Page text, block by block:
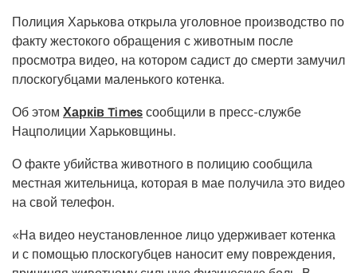
Полиция Харькова открыла уголовное производство по
факту жестокого обращения с животным после
просмотра видео, на котором садист до смерти замучил
плоскогубцами маленького котенка.
Об этом Харків Times сообщили в пресс-службе
Нацполиции Харьковщины.
О факте убийства животного в полицию сообщила
местная жительница, которая в мае получила это видео
на свой телефон.
«На видео неустановленное лицо удерживает котенка
и с помощью плоскогубцев наносит ему повреждения,